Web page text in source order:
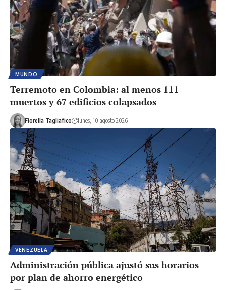
MUNDO
Terremoto en Colombia: al menos 111
muertos y 67 edificios colapsados
Fiorella Tagliafico lunes, 10 agosto 2026
VENEZUELA
Administración pública ajustó sus horarios
por plan de ahorro energético